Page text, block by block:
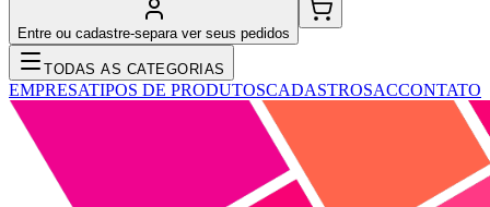
Entre ou cadastre-separa ver seus pedidos
TODAS AS CATEGORIAS
EMPRESATIPOS DE PRODUTOSCADASTROSACCONTATO